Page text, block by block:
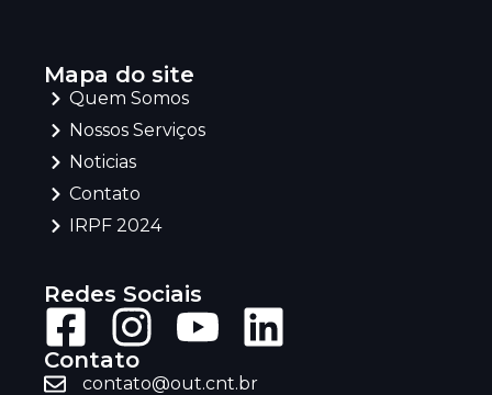
Mapa do site
Quem Somos
Nossos Serviços
Noticias
Contato
IRPF 2024
Redes Sociais
Contato
contato@out.cnt.br